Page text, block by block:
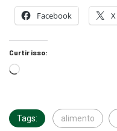
Facebook X
Curtir isso:
Tags: alimento